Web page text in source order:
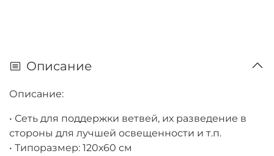
Описание
Описание:
• Сеть для поддержки ветвей, их разведение в
стороны для лучшей освещенности и т.п.
• Типоразмер: 120х60 см